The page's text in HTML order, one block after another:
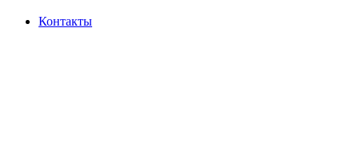
Контакты